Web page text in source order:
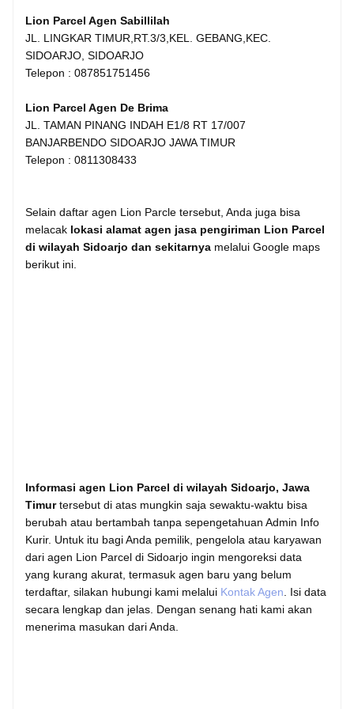
Lion Parcel Agen Sabillilah
JL. LINGKAR TIMUR,RT.3/3,KEL. GEBANG,KEC.
SIDOARJO, SIDOARJO
Telepon : 087851751456
Lion Parcel Agen De Brima
JL. TAMAN PINANG INDAH E1/8 RT 17/007
BANJARBENDO SIDOARJO JAWA TIMUR
Telepon : 0811308433
Selain daftar agen Lion Parcle tersebut, Anda juga bisa
melacak lokasi alamat agen jasa pengiriman Lion Parcel
di wilayah Sidoarjo dan sekitarnya melalui Google maps
berikut ini.
Informasi agen Lion Parcel di wilayah Sidoarjo, Jawa
Timurtersebut di atas mungkin saja sewaktu-waktu bisa
berubah atau bertambah tanpa sepengetahuan Admin Info
Kurir. Untuk itu bagi Anda pemilik, pengelola atau karyawan
dari agen Lion Parcel di Sidoarjo ingin mengoreksi data
yang kurang akurat, termasuk agen baru yang belum
terdaftar, silakan hubungi kami melalui Kontak Agen . Isi data
secara lengkap dan jelas. Dengan senang hati kami akan
menerima masukan dari Anda.